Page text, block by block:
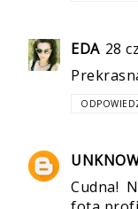
EDA 28
Cudna!